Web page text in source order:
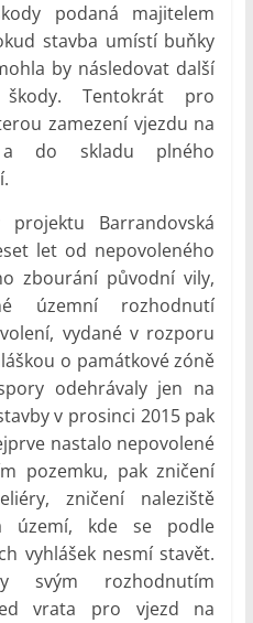
podaná majitelem
stavba umístí buňky
by následovat další
Tentokrát pro
zamezení vjezdu na
a do skladu plného
projektu Barrandovská
let od nepovoleného
zbourání původní vily,
územní rozhodnutí
vydané v rozporu
o památkové zóně
odehrávaly jen na
v prosinci 2015 pak
nastalo nepovolené
pozemku, pak zničení
zničení naleziště
území, kde se podle
vyhlášek nesmí stavět.
svým rozhodnutím
vrata pro vjezd na